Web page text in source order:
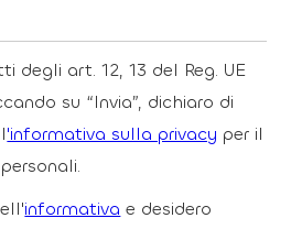
degli art. 12, 13 del Reg. UE
su “Invia”, dichiaro di
'informativa sulla privacy per il
informativa e desidero